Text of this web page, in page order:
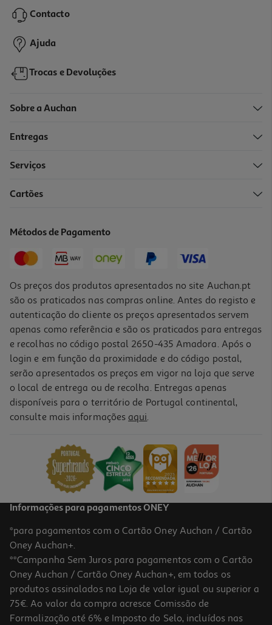
8,90 € PVP de editor
8,01 €
-10%
18,85 € PVP de editor
-10%
Livro Quando O Corpo Diz Não De Gabor Maté
PVP de editor
15,98 €
Contacto
Ajuda
Trocas e Devoluções
Sobre a Auchan
Entregas
Serviços
Cartões
Métodos de Pagamento
Os preços dos produtos apresentados no site Auchan.pt
são os praticados nas compras online. Antes do registo e
autenticação do cliente os preços apresentados servem
apenas como referência e são os praticados para entregas
e recolhas no código postal 2650-435 Amadora. Após o
login e em função da proximidade e do código postal,
serão apresentados os preços em vigor na loja que serve
o local de entrega ou de recolha. Entregas apenas
disponíveis para o território de Portugal continental,
consulte mais informações aqui.
Informações para pagamentos ONEY
*para pagamentos com o Cartão Oney Auchan / Cartão
Oney Auchan+.
**Campanha Sem Juros para pagamentos com o Cartão
Oney Auchan / Cartão Oney Auchan+, em todos os
produtos assinalados na Loja de valor igual ou superior a
75€. Ao valor da compra acresce Comissão de
Formalização até 6% e Imposto do Selo, incluídos nas